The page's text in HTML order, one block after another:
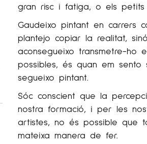
gran risc i fatiga, o els petits
Gaudeixo pintant en carrers
plantejo copiar la realitat,
aconsegueixo transmetre-ho
possibles, és quan em
segueixo pintant.
Sóc conscient que la
nostra formació, i per les
artistes, no és possible que
mateixa manera de fer.